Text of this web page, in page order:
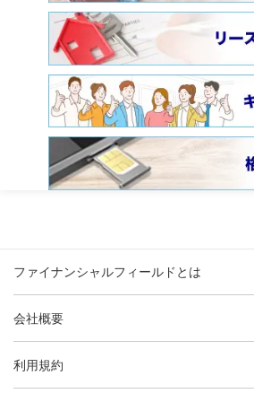
ファイナンシャルフィールドとは
会社概要
利用規約